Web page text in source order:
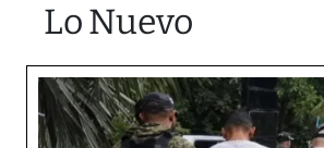
Lo Nuevo